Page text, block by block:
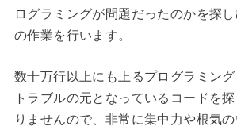
ログラミングが問題だったのかを探
の作業を行います。
数十万行以上にも上るプログラミング
トラブルの元となっているコードを
りませんので、非常に集中力や根気の